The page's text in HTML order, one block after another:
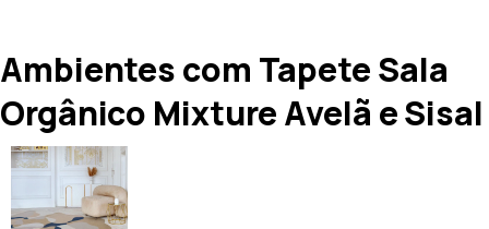
Ambientes com Tapete Sala
Orgânico Mixture Avelã e Sisal